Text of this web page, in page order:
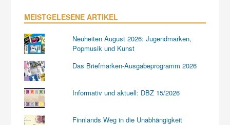
MEISTGELESENE ARTIKEL
Neuheiten August 2026: Jugendmarken,
Popmusik und Kunst
Das Briefmarken-Ausgabeprogramm 2026
Informativ und aktuell: DBZ 15/2026
Finnlands Weg in die Unabhängigkeit